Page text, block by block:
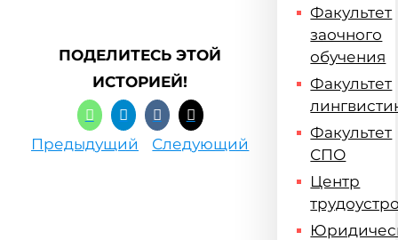
ПОДЕЛИТЕСЬ ЭТОЙ
ИСТОРИЕЙ!
Предыдущий Следующий
Факультет
заочного
обучения
Факультет
Факультет
СПО
Центр